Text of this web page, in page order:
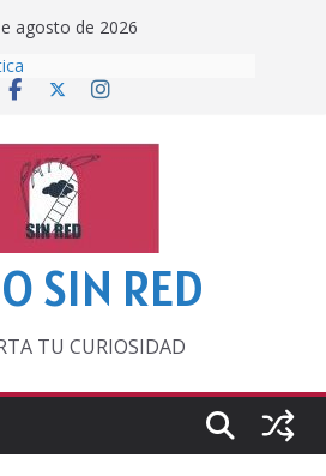
agosto de 2026
hasta entonces…
infinita’ de recomendar
veraniegas
Mundial
SIN RED
TU CURIOSIDAD